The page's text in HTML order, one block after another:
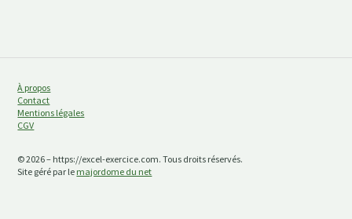
À propos
Contact
Mentions légales
CGV
© 2026 – https://excel-exercice.com. Tous droits réservés.
Site géré par le majordome du net